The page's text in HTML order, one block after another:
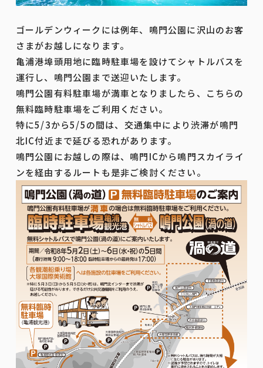
ゴールデンウィークには例年、鳴門公園に沢山のお客
さまがお越しになります。
亀浦港埠頭用地に臨時駐車場を設けてシャトルバスを
運行し、鳴門公園まで送迎いたします。
鳴門公園有料駐車場が満車となりましたら、こちらの
無料臨時駐車場をご利用ください。
特に5/3から5/5の間は、交通集中により渋滞が鳴門
北IC付近まで延びる恐れがあります。
鳴門公園にお越しの際は、鳴門ICから鳴門スカイライ
ンを経由するルートも是非ご検討ください。